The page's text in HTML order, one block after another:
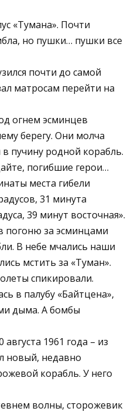
«Тумана». Почти
но пушки… пушки все
почти до самой
матросам перейти на
огнем эсминцев
берегу. Они молча
пучину родной корабль.
погибшие герои…
места гибели
31 минута
39 минут восточная».
погоню за эсминцами
В небе мчались наши
мстить за «Туман».
спикировали.
в палубу «Байтцена»,
дыма. А бомбы
1961 года – из
новый, недавно
корабль. У него
волны, сторожевик